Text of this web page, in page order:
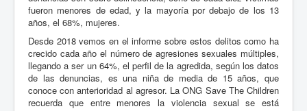
fueron menores de edad, y la mayoría por debajo de los 13
años, el 68%, mujeres.
Desde 2018 vemos en el informe sobre estos delitos como ha
crecido cada año el número de agresiones sexuales múltiples,
llegando a ser un 64%, el perfil de la agredida, según los datos
de las denuncias, es una niña de media de 15 años, que
conoce con anterioridad al agresor. La ONG Save The Children
recuerda que entre menores la violencia sexual se está